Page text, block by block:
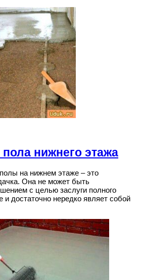
нижнего этажа
на нижнем этаже – это
Она не может быть
с целью заслуги полного
и достаточно нередко являет собой